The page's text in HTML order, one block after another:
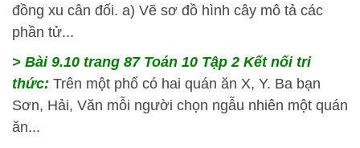
đồng xu cân đối. a) Vẽ sơ đồ hình cây mô tả các
phần tử...
> Bài 9.10 trang 87 Toán 10 Tập 2 Kết nối tri
thức: Trên một phố có hai quán ăn X, Y. Ba bạn
Sơn, Hải, Văn mỗi người chọn ngẫu nhiên một quán
ăn...